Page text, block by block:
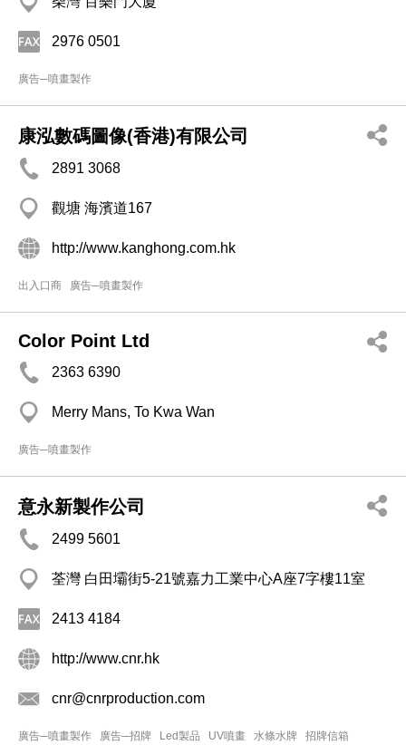
2976 0501
廣告─噴畫製作
康泓數碼圖像(香港)有限公司
2891 3068
觀塘 海濱道167
http://www.kanghong.com.hk
出入口商 廣告─噴畫製作
Color Point Ltd
2363 6390
Merry Mans, To Kwa Wan
廣告─噴畫製作
意永新製作公司
2499 5601
荃灣 白田壩街5-21號嘉力工業中心A座7字樓11室
2413 4184
http://www.cnr.hk
cnr@cnrproduction.com
廣告─噴畫製作 廣告─招牌 Led製品 UV噴畫 水條水牌 招牌信箱